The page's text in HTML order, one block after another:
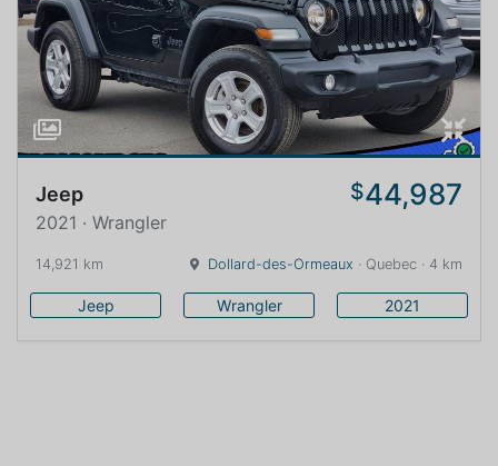
Jeep $44,987
2021 · Wrangler
14,921 km Dollard-des-Ormeaux · Quebec · 4 km
Jeep Wrangler 2021